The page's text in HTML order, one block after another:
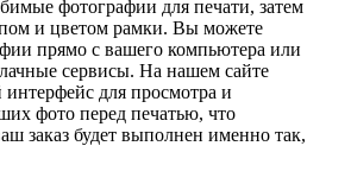
фотографии для печати, затем
и цветом рамки. Вы можете
прямо с вашего компьютера или
сервисы. На нашем сайте
для просмотра и
фото перед печатью, что
заказ будет выполнен именно так,